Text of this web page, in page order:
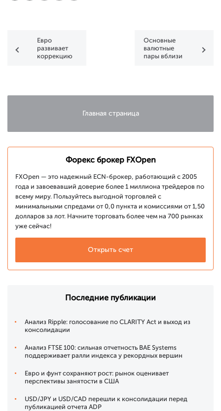
Евро
развивает
коррекцию
Основные
валютные
пары вблизи
Главная страница
Форекс брокер FXOpen
FXOpen — это надежный ECN-брокер, работающий с 2005
года и завоевавший доверие более 1 миллиона трейдеров по
всему миру. Пользуйтесь выгодной торговлей с
минимальными спредами от 0,0 пункта и комиссиями от 1,50
долларов за лот. Начните торговать более чем на 700 рынках
уже сейчас!
Открыть счет
Последние публикации
Анализ Ripple: голосование по CLARITY Act и выход из
консолидации
Анализ FTSE 100: сильная отчетность BAE Systems
поддерживает ралли индекса у рекордных вершин
Евро и фунт сохраняют рост: рынок оценивает
перспективы занятости в США
USD/JPY и USD/CAD перешли к консолидации перед
публикацией отчета ADP